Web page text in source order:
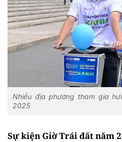
Nhiều địa phương tham gia
2025
Sự kiện Giờ Trái đất năm